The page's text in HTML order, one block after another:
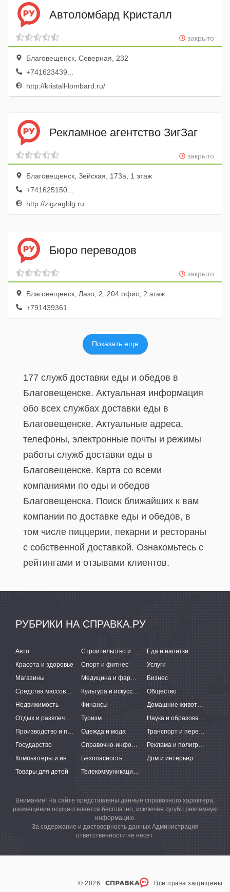
Автоломбард Кристалл
закрыто
Благовещенск, Северная, 232
+741623439...
http://kristall-lombard.ru/
Рекламное агентство ЗигЗаг
закрыто
Благовещенск, Зейская, 173а, 1 этаж
+741625150...
http://zigzagblg.ru
Бюро переводов
закрыто
Благовещенск, Лазо, 2, 204 офис; 2 этаж
+791439361...
Показать еще
177 служб доставки еды и обедов в
Благовещенске. Актуальная информация
обо всех службах доставки еды в
Благовещенске. Актуальные адреса,
телефоны, электронные почты и режимы
работы служб доставки еды в
Благовещенске. Карта со всеми
компаниями по еды и обедов
Благовещенска. Поиск ближайших к вам
компании по доставке еды и обедов, в
том числе пиццерии, пекарни и рестораны
с собственной доставкой. Ознакомьтесь с
рейтингами и отзывами клиентов.
РУБРИКИ НА СПРАВКА.РУ
Авто Строительство и ремонт
Еда и напитки
Красота и здоровье
Спорт и фитнес
Услуги
Магазины
Медицина и фармацевтика
Бизнес
Средства массовой информации
Культура и искусство
Общество
Недвижимость
Финансы
Домашние животные
Отдых и развлечения
Туризм
Наука и образование
Производство и поставки
Одежда и мода
Транспорт и перевозки
Государство
Справочно-информационные системы
Реклама и полиграфия
Компьютеры и интернет
Безопасность
Дом и интерьер
Товары для детей
Телекоммуникации и связь
Внимание! На сайте представлены данные справочного характера,
размещение осуществляется бесплатно, исключая сугубо рекламную
информацию.
За содержание и достоверность данных Администрация
ответственности не несет.
© 2026 Все права защищены